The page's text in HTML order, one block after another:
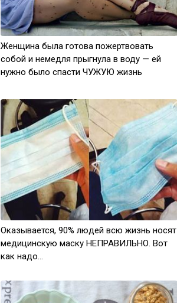
Женщина была готова пожертвовать
собой и немедля прыгнула в воду — ей
нужно было спасти ЧУЖУЮ жизнь
Оказывается, 90% людей всю жизнь носят
медицинскую маску НЕПРАВИЛЬНО. Вот
как надо…